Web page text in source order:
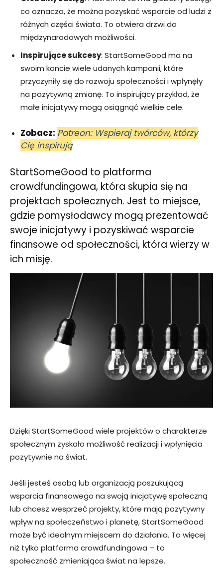
co oznacza, że można pozyskać wsparcie od ludzi z
różnych części świata. To otwiera drzwi do
międzynarodowych możliwości.
Inspirujące sukcesy: StartSomeGood ma na
swoim koncie wiele udanych kampanii, które
przyczyniły się do rozwoju społeczności i wpłynęły
na pozytywną zmianę. To inspirujący przykład, że
małe inicjatywy mogą osiągnąć wielkie cele.
Zobacz: Patreon: Wspieraj twórców, którzy
Cię inspirują
StartSomeGood to platforma
crowdfundingowa, która skupia się na
projektach społecznych. Jest to miejsce,
gdzie pomysłodawcy mogą prezentować
swoje inicjatywy i pozyskiwać wsparcie
finansowe od społeczności, która wierzy w
ich misję.
Dzięki StartSomeGood wiele projektów o charakterze
społecznym zyskało możliwość realizacji i wpłynięcia
pozytywnie na świat.
Jeśli jesteś osobą lub organizacją poszukującą
wsparcia finansowego na swoją inicjatywę społeczną
lub chcesz wesprzeć projekty, które mają pozytywny
wpływ na społeczeństwo i planetę, StartSomeGood
może być idealnym miejscem do działania. To więcej
niż tylko platforma crowdfundingowa – to
społeczność zmieniająca świat na lepsze.